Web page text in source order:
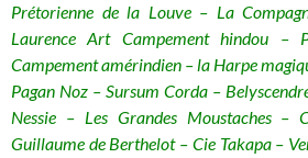
Prétorienne de la Louve – La
Laurence Art Campement hindou –
Campement amérindien – la Harpe
Pagan Noz – Sursum Corda –
Nessie – Les Grandes Moustaches –
Guillaume de Berthelot – Cie Takapa –